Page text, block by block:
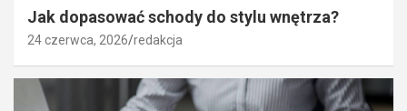
Jak dopasować schody do stylu wnętrza?
24 czerwca, 2026 redakcja